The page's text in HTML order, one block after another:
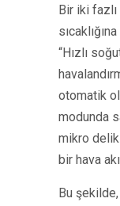
Bir iki
“Hızlı
otomatik
modunda
mikro delik
bir hava
Bu